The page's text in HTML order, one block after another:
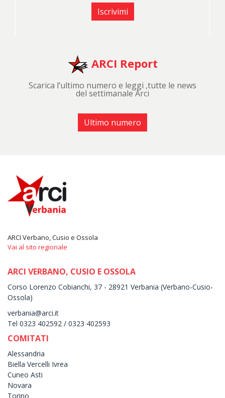
Iscrivimi
ARCI Report
Scarica l’ultimo numero e leggi ,tutte le news
del settimanale Arci
Ultimo numero
ARCI Verbano, Cusio e Ossola
Vai al sito regionale
ARCI VERBANO, CUSIO E OSSOLA
Corso Lorenzo Cobianchi, 37 - 28921 Verbania (Verbano-Cusio-
Ossola)
verbania@arci.it
Tel 0323 402592 / 0323 402593
COMITATI
Alessandria
Biella Vercelli Ivrea
Cuneo Asti
Novara
Torino